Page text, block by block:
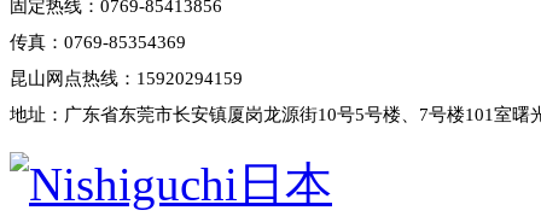
固定热线：0769-85413856
传真：0769-85354369
昆山网点热线：15920294159
地址：广东省东莞市长安镇厦岗龙源街10号5号楼、7号楼101室曙